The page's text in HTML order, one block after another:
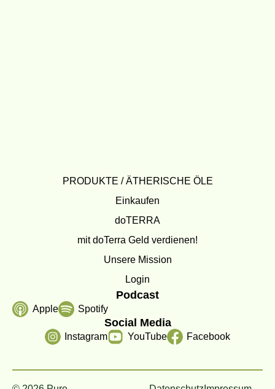
PRODUKTE / ÄTHERISCHE ÖLE
Einkaufen
doTERRA
mit doTerra Geld verdienen!
Unsere Mission
Login
Podcast
Apple Spotify
Social Media
Instagram YouTube Facebook